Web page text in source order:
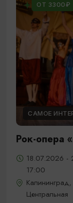
ОТ 3300₽
САМОЕ
Рок-опера
18.07.2026 -
17:00
Центральная